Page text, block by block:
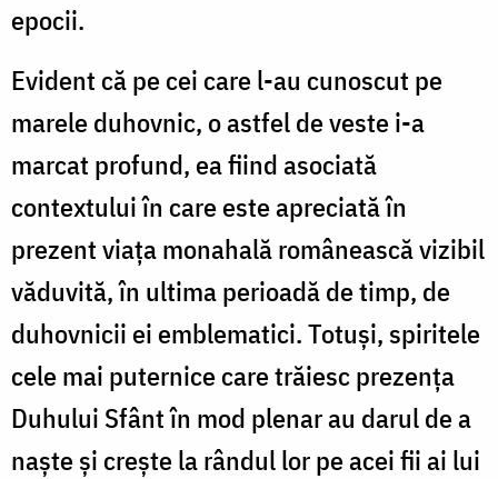
epocii.
Evident că pe cei care l-au cunoscut pe
marele duhovnic, o astfel de veste i-a
marcat profund, ea fiind asociată
contextului în care este apreciată în
prezent viața monahală românească vizibil
văduvită, în ultima perioadă de timp, de
duhovnicii ei emblematici. Totuși, spiritele
cele mai puternice care trăiesc prezența
Duhului Sfânt în mod plenar au darul de a
naște și crește la rândul lor pe acei fii ai lui